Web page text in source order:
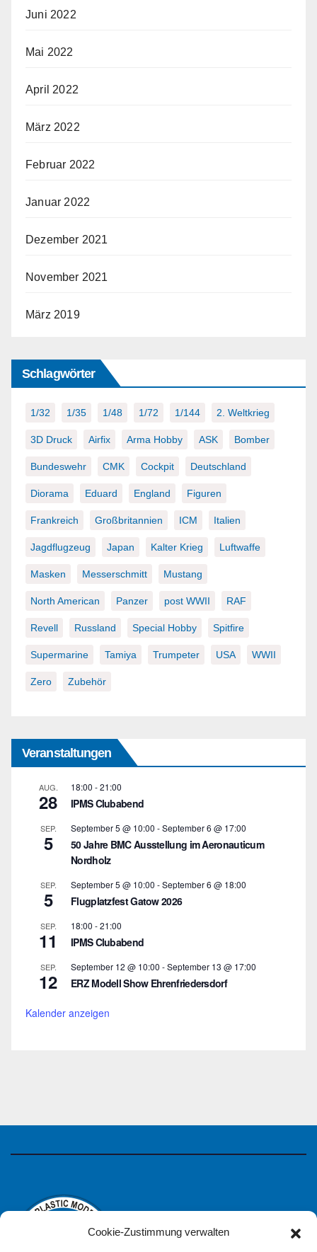
Cookie-Zustimmung verwalten
Juni 2022
Mai 2022
April 2022
März 2022
Februar 2022
Januar 2022
Dezember 2021
November 2021
März 2019
Schlagwörter
1/32 1/35 1/48 1/72 1/144 2. Weltkrieg
3D Druck Airfix Arma Hobby ASK Bomber
Bundeswehr CMK Cockpit Deutschland
Diorama Eduard England Figuren
Frankreich Großbritannien ICM Italien
Jagdflugzeug Japan Kalter Krieg Luftwaffe
Masken Messerschmitt Mustang
North American Panzer post WWII RAF
Revell Russland Special Hobby Spitfire
Supermarine Tamiya Trumpeter USA WWII
Zero Zubehör
Veranstaltungen
AUG.
28
18:00 -21:00
IPMS Clubabend
SEP.
5
September 5 @ 10:00 -September 6 @ 17:00
50 Jahre BMC Ausstellung im Aeronauticum
Nordholz
SEP.
5
September 5 @ 10:00 -September 6 @ 18:00
Flugplatzfest Gatow 2026
SEP.
11
18:00 -21:00
IPMS Clubabend
SEP.
12
September 12 @ 10:00 -September 13 @ 17:00
ERZ Modell Show Ehrenfriedersdorf
Kalender anzeigen